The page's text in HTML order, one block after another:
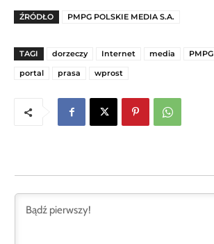
ŹRÓDŁO PMPG POLSKIE MEDIA S.A.
TAGI dorzeczy Internet media PMPG
portal
prasa wprost